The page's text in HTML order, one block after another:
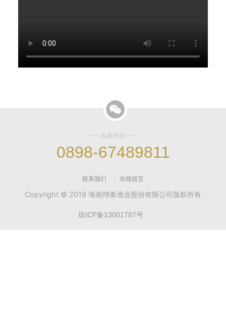
—— 客服热线 ——
0898-67489811
联系我们 在线留言
Copyright © 2019 海南翔泰渔业股份有限公司版权所有
琼ICP备13001787号